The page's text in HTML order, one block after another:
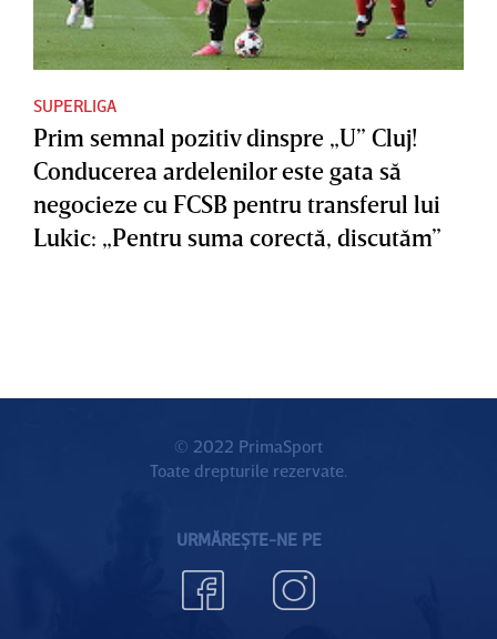
SUPERLIGA
Prim semnal pozitiv dinspre „U” Cluj!
Conducerea ardelenilor este gata să
negocieze cu FCSB pentru transferul lui
Lukic: „Pentru suma corectă, discutăm”
© 2022 PrimaSport
Toate drepturile rezervate.
URMĂREȘTE-NE PE